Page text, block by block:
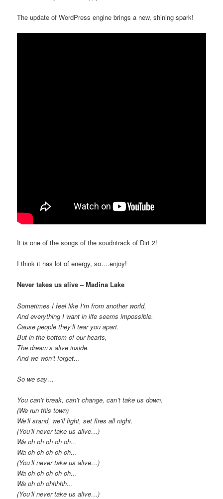
The update of WordPress engine brings a new, shining spark!
It is one of the songs of the soudntrack of Dirt 2!
I think it has lot of energy, so….enjoy!
Never takes us alive – Madina Lake
Sometimes I feel like I’m from another world,
And everything I want in life seems impossible.
Cause people they’ll tear you apart.
But in the bottom of our hearts,
The dream’s alive inside.
And we won’t forget…
So we say…
You can’t break, can’t change, can’t take us down.
(We run this town)
We’ll stand, we’ll fight, set fires all night.
(You’ll never take us alive…)
Wa oh oh oh oh oh…
Wa oh oh oh oh oh…
(You’ll never take us alive…)
Wa oh oh oh oh oh…
Wa oh oh ohhhhh…
(You’ll never take us alive…)